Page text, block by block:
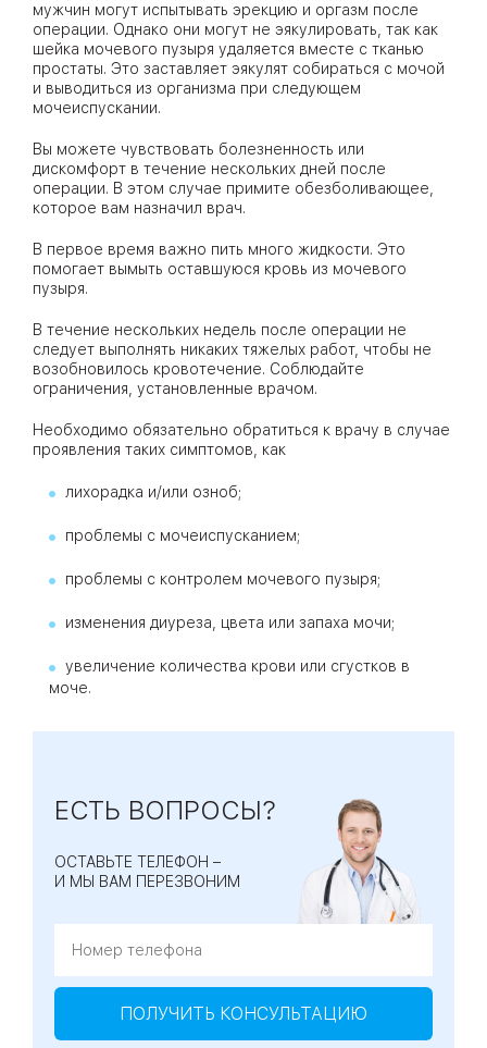
мужчин могут испытывать эрекцию и оргазм после
операции. Однако они могут не эякулировать, так как
шейка мочевого пузыря удаляется вместе с тканью
простаты. Это заставляет эякулят собираться с мочой
и выводиться из организма при следующем
мочеиспускании.
Вы можете чувствовать болезненность или
дискомфорт в течение нескольких дней после
операции. В этом случае примите обезболивающее,
которое вам назначил врач.
В первое время важно пить много жидкости. Это
помогает вымыть оставшуюся кровь из мочевого
пузыря.
В течение нескольких недель после операции не
следует выполнять никаких тяжелых работ, чтобы не
возобновилось кровотечение. Соблюдайте
ограничения, установленные врачом.
Необходимо обязательно обратиться к врачу в случае
проявления таких симптомов, как
лихорадка и/или озноб;
проблемы с мочеиспусканием;
проблемы с контролем мочевого пузыря;
изменения диуреза, цвета или запаха мочи;
увеличение количества крови или сгустков в
моче.
ЕСТЬ ВОПРОСЫ?
ОСТАВЬТЕ ТЕЛЕФОН –
И МЫ ВАМ ПЕРЕЗВОНИМ
ПОЛУЧИТЬ КОНСУЛЬТАЦИЮ